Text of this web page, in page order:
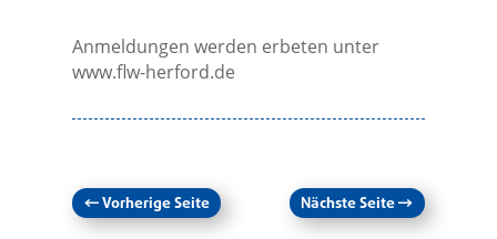
Anmeldungen werden erbeten unter
www.flw-herford.de
←Vorherige Seite Nächste Seite→